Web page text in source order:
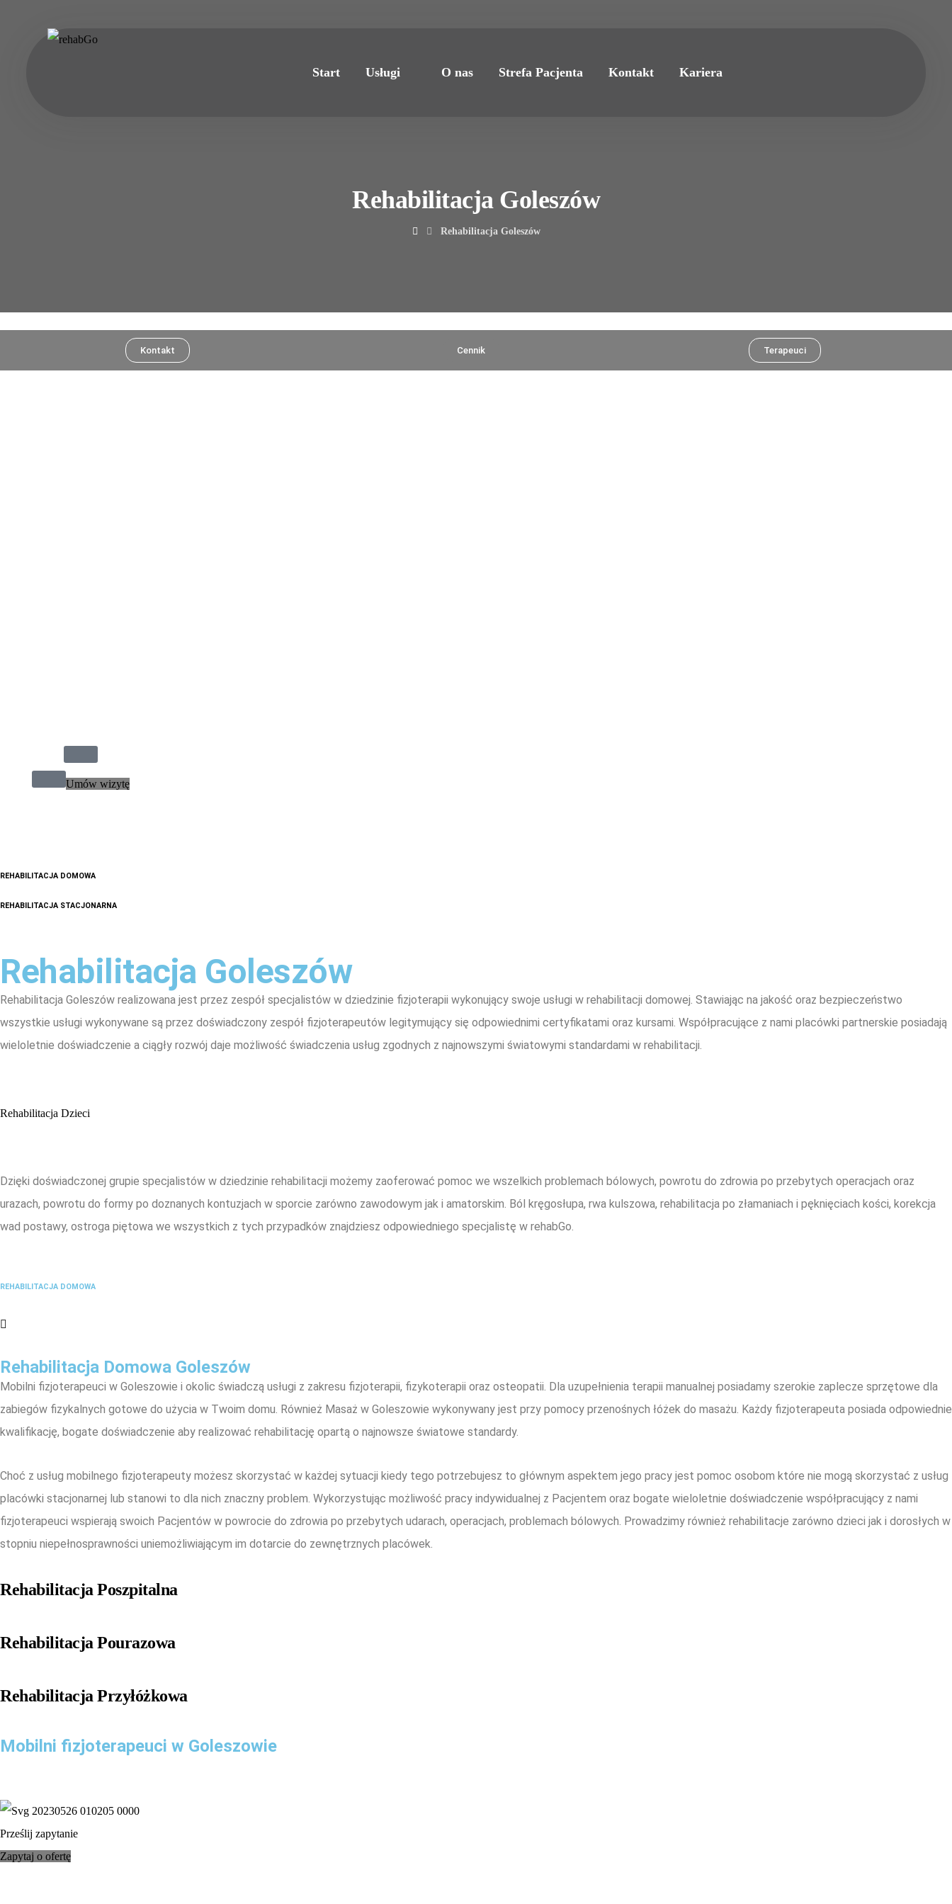
Start Usługi O nas Strefa Pacjenta Kontakt Kariera
Rehabilitacja Goleszów
Rehabilitacja Goleszów
Kontakt Cennik Terapeuci
Umów wizytę
REHABILITACJA DOMOWA
REHABILITACJA STACJONARNA
Rehabilitacja Goleszów
Rehabilitacja Goleszów realizowana jest przez zespół specjalistów w dziedzinie fizjoterapii wykonujący swoje usługi w rehabilitacji domowej. Stawiając na jakość oraz bezpieczeństwo
wszystkie usługi wykonywane są przez doświadczony zespół fizjoterapeutów legitymujący się odpowiednimi certyfikatami oraz kursami. Współpracujące z nami placówki partnerskie posiadają
wieloletnie doświadczenie a ciągły rozwój daje możliwość świadczenia usług zgodnych z najnowszymi światowymi standardami w rehabilitacji.
Rehabilitacja Dzieci
Dzięki doświadczonej grupie specjalistów w dziedzinie rehabilitacji możemy zaoferować pomoc we wszelkich problemach bólowych, powrotu do zdrowia po przebytych operacjach oraz
urazach, powrotu do formy po doznanych kontuzjach w sporcie zarówno zawodowym jak i amatorskim. Ból kręgosłupa, rwa kulszowa, rehabilitacja po złamaniach i pęknięciach kości, korekcja
wad postawy, ostroga piętowa we wszystkich z tych przypadków znajdziesz odpowiedniego specjalistę w rehabGo.
REHABILITACJA DOMOWA
Rehabilitacja Domowa Goleszów
Mobilni fizjoterapeuci w Goleszowie i okolic świadczą usługi z zakresu fizjoterapii, fizykoterapii oraz osteopatii. Dla uzupełnienia terapii manualnej posiadamy szerokie zaplecze sprzętowe dla
zabiegów fizykalnych gotowe do użycia w Twoim domu. Również Masaż w Goleszowie wykonywany jest przy pomocy przenośnych łóżek do masażu. Każdy fizjoterapeuta posiada odpowiednie
kwalifikację, bogate doświadczenie aby realizować rehabilitację opartą o najnowsze światowe standardy.
Choć z usług mobilnego fizjoterapeuty możesz skorzystać w każdej sytuacji kiedy tego potrzebujesz to głównym aspektem jego pracy jest pomoc osobom które nie mogą skorzystać z usług
placówki stacjonarnej lub stanowi to dla nich znaczny problem. Wykorzystując możliwość pracy indywidualnej z Pacjentem oraz bogate wieloletnie doświadczenie współpracujący z nami
fizjoterapeuci wspierają swoich Pacjentów w powrocie do zdrowia po przebytych udarach, operacjach, problemach bólowych. Prowadzimy również rehabilitacje zarówno dzieci jak i dorosłych w
stopniu niepełnosprawności uniemożliwiającym im dotarcie do zewnętrznych placówek.
Rehabilitacja Poszpitalna
Rehabilitacja Pourazowa
Rehabilitacja Przyłóżkowa
Mobilni fizjoterapeuci w Goleszowie
Prześlij zapytanie
Zapytaj o ofertę